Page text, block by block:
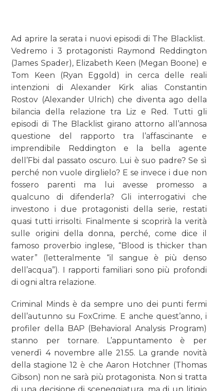
Ad aprire la serata i nuovi episodi di The Blacklist.
Vedremo i 3 protagonisti Raymond Reddington
(James Spader), Elizabeth Keen (Megan Boone) e
Tom Keen (Ryan Eggold) in cerca delle reali
intenzioni di Alexander Kirk alias Constantin
Rostov (Alexander Ulrich) che diventa ago della
bilancia della relazione tra Liz e Red. Tutti gli
episodi di The Blacklist girano attorno all’annosa
questione del rapporto tra l’affascinante e
imprendibile Reddington e la bella agente
dell’Fbi dal passato oscuro. Lui è suo padre? Se sì
perché non vuole dirglielo? E se invece i due non
fossero parenti ma lui avesse promesso a
qualcuno di difenderla? Gli interrogativi che
investono i due protagonisti della serie, restati
quasi tutti irrisolti. Finalmente si scoprirà la verità
sulle origini della donna, perché, come dice il
famoso proverbio inglese, “Blood is thicker than
water” (letteralmente “il sangue è più denso
dell’acqua”). I rapporti familiari sono più profondi
di ogni altra relazione.
Criminal Minds è da sempre uno dei punti fermi
dell’autunno su FoxCrime. E anche quest’anno, i
profiler della BAP (Behavioral Analysis Program)
stanno per tornare. L’appuntamento è per
venerdì 4 novembre alle 21.55. La grande novità
della stagione 12 è che Aaron Hotchner (Thomas
Gibson) non ne sarà più protagonista. Non si tratta